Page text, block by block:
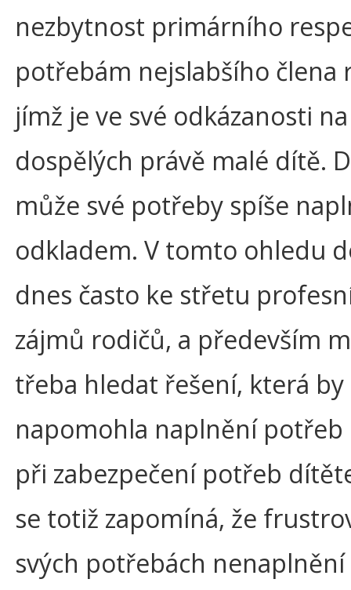
nezbytnost primárního
potřebám nejslabšího člena
jímž je ve své odkázanosti
dospělých právě malé dítě.
může své potřeby spíše
odkladem. V tomto ohledu
dnes často ke střetu
zájmů rodičů, a především
třeba hledat řešení, která by
napomohla naplnění potřeb
při zabezpečení potřeb
se totiž zapomíná, že
svých potřebách